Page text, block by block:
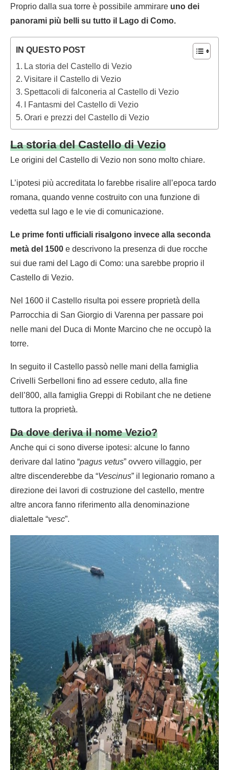
Proprio dalla sua torre è possibile ammirare uno dei
panorami più belli su tutto il Lago di Como.
IN QUESTO POST
La storia del Castello di Vezio
Visitare il Castello di Vezio
Spettacoli di falconeria al Castello di Vezio
I Fantasmi del Castello di Vezio
Orari e prezzi del Castello di Vezio
La storia del Castello di Vezio
Le origini del Castello di Vezio non sono molto chiare.
L’ipotesi più accreditata lo farebbe risalire all’epoca tardo
romana, quando venne costruito con una funzione di
vedetta sul lago e le vie di comunicazione.
Le prime fonti ufficiali risalgono invece alla seconda
metà del 1500 e descrivono la presenza di due rocche
sui due rami del Lago di Como: una sarebbe proprio il
Castello di Vezio.
Nel 1600 il Castello risulta poi essere proprietà della
Parrocchia di San Giorgio di Varenna per passare poi
nelle mani del Duca di Monte Marcino che ne occupò la
torre.
In seguito il Castello passò nelle mani della famiglia
Crivelli Serbelloni fino ad essere ceduto, alla fine
dell’800, alla famiglia Greppi di Robilant che ne detiene
tuttora la proprietà.
Da dove deriva il nome Vezio?
Anche qui ci sono diverse ipotesi: alcune lo fanno
derivare dal latino “pagus vetus” ovvero villaggio, per
altre discenderebbe da “Vescinus” il legionario romano a
direzione dei lavori di costruzione del castello, mentre
altre ancora fanno riferimento alla denominazione
dialettale “vesc”.